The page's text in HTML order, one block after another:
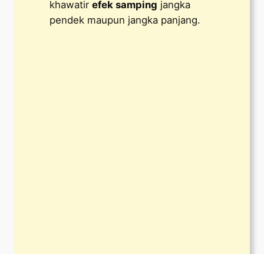
khawatir efek samping jangka
pendek maupun jangka panjang.